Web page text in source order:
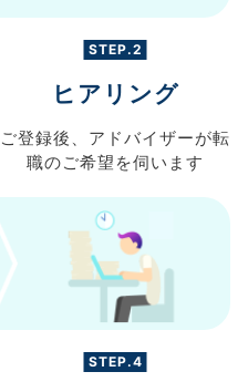
STEP.2
ヒアリング
ご登録後、 アドバイザーが転
職のご希望を伺います
STEP.4